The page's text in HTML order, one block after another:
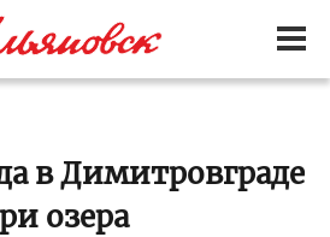
в Димитровграде
озера